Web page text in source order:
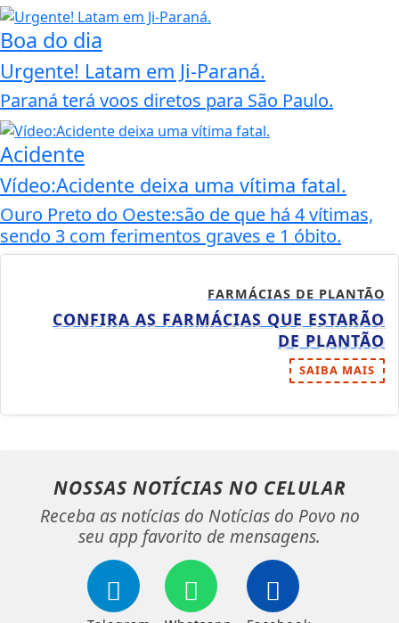
Boa do dia
Urgente! Latam em Ji-Paraná.
Paraná terá voos diretos para São Paulo.
Acidente
Vídeo:Acidente deixa uma vítima fatal.
Ouro Preto do Oeste:são de que há 4 vítimas,
sendo 3 com ferimentos graves e 1 óbito.
FARMÁCIAS DE PLANTÃO
CONFIRA AS FARMÁCIAS QUE ESTARÃO
DE PLANTÃO
SAIBA MAIS
NOSSAS NOTÍCIAS NO CELULAR
Receba as notícias do Notícias do Povo no
seu app favorito de mensagens.